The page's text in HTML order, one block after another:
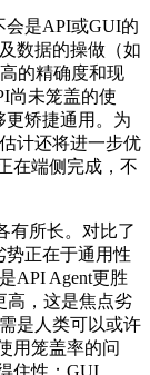
是API或GUI的
数据的操做（如
的精确度和现
尚未笼盖的使
更矫捷通用。为
计还将进一步优
在端侧完成，不
所长。对比了
势正在于通用性
API Agent更胜
高，这是焦点劣
是人类可以或许
用笼盖率的问
住性；GUI